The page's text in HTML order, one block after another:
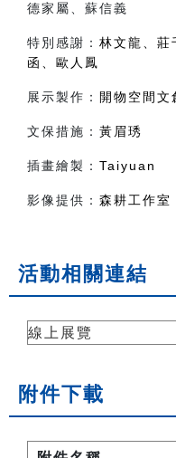
德家屬、蘇信義
特別感謝： 林文龍、莊
函、歐人鳳
展示製作： 開物空間文
文保措施： 黃眉琇
插畫繪製： Taiyuan
影像提供： 森耕工作室
活動相關連結
線上展覽
附件下載